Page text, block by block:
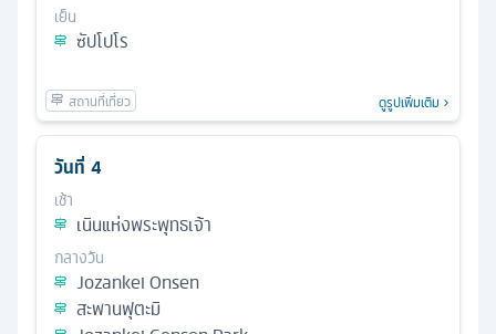
เย็น
ซัปโปโร
ดูรูปเพิ่มเติม
วันที่ 4
เช้า
เนินแห่งพระพุทธเจ้า
กลางวัน
Jozankei Onsen
สะพานฟุตะมิ